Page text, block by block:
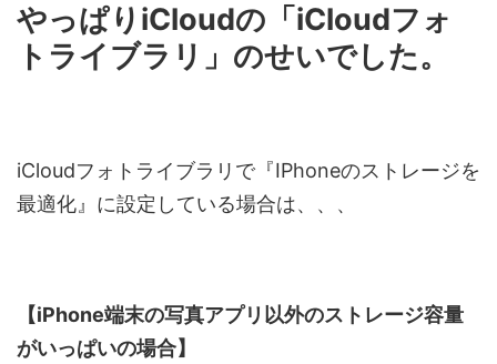
やっぱりiCloudの「iCloudフォ
トライブラリ」のせいでした。
iCloudフォトライブラリで『IPhoneのストレージを
最適化』に設定している場合は、、、
【iPhone端末の写真アプリ以外のストレージ容量
がいっぱいの場合】